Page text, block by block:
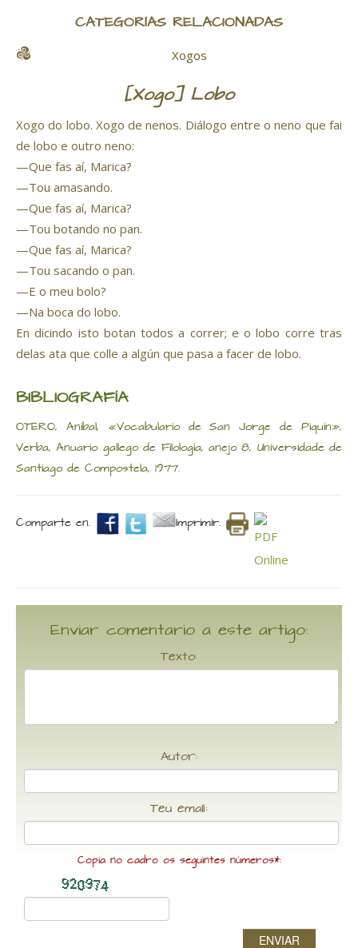
CATEGORÍAS RELACIONADAS
Xogos
[Xogo] Lobo
Xogo do lobo. Xogo de nenos. Diálogo entre o neno que fai
de lobo e outro neno:
—Que fas aí, Marica?
—Tou amasando.
—Que fas aí, Marica?
—Tou botando no pan.
—Que fas aí, Marica?
—Tou sacando o pan.
—E o meu bolo?
—Na boca do lobo.
En dicindo isto botan todos a correr; e o lobo corre tras
delas ata que colle a algún que pasa a facer de lobo.
BIBLIOGRAFÍA
OTERO, Anibal, «Vocabulario de San Jorge de Piquín»,
Verba, Anuario gallego de Filología, anejo 8, Universidade de
Santiago de Compostela, 1977.
Comparte en. Imprimir.
Enviar comentario a este artigo:
Texto:
Autor:
Teu email:
Copia no cadro os seguintes números*:
ENVIAR